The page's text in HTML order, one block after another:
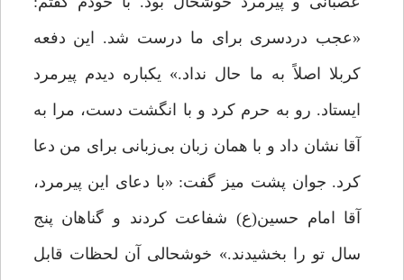
«عجب دردسری برای ما درست شد. این دفعه
کربلا اصلاً به ما حال نداد.» یکباره دیدم پیرمرد
ایستاد. رو به حرم کرد و با انگشت دست، مرا به
آقا نشان داد و با همان زبان بی‌زبانی‌ برای من دعا
کرد. جوان پشت میز گفت: «با دعای این پیرمرد،
آقا امام حسین(ع) شفاعت کردند و گناهان پنج
سال تو را بخشیدند.» خوشحالی آن لحظات قابل